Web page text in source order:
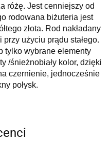
różę. Jest cenniejszy od
rodowana biżuteria jest
złota. Rod nakładany
użyciu prądu stałego.
tylko wybrane elementy
/śnieżnobiały kolor, dzięki
czernienie, jednocześnie
połysk.